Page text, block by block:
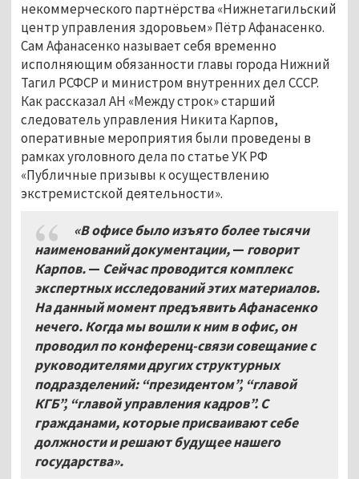
некоммерческого партнёрства «Нижнетагильский
центр управления здоровьем» Пётр Афанасенко.
Сам Афанасенко называет себя временно
исполняющим обязанности главы города Нижний
Тагил РСФСР и министром внутренних дел СССР.
Как рассказал АН «Между строк» старший
следователь управления Никита Карпов,
оперативные мероприятия были проведены в
рамках уголовного дела по статье УК РФ
«Публичные призывы к осуществлению
экстремистской деятельности».
«В офисе было изъято более тысячи
наименований документации,— говорит
Карпов.— Сейчас проводится комплекс
экспертных исследований этих материалов.
На данный момент предъявить Афанасенко
нечего. Когда мы вошли к ним в офис, он
проводил по конференц-связи совещание с
руководителями других структурных
подразделений: “президентом”, “главой
КГБ”, “главой управления кадров”. С
гражданами, которые присваивают себе
должности и решают будущее нашего
государства».